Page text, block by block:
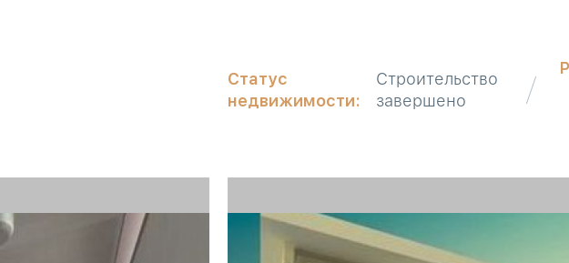
Статус
недвижимости:
Строительство
завершено